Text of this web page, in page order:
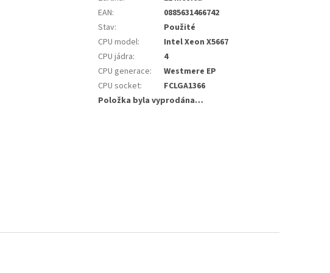
EAN:
0885631466742
Stav:
Použité
CPU model:
Intel Xeon X5667
CPU jádra:
4
CPU generace:
Westmere EP
CPU socket:
FCLGA1366
Položka byla vyprodána…